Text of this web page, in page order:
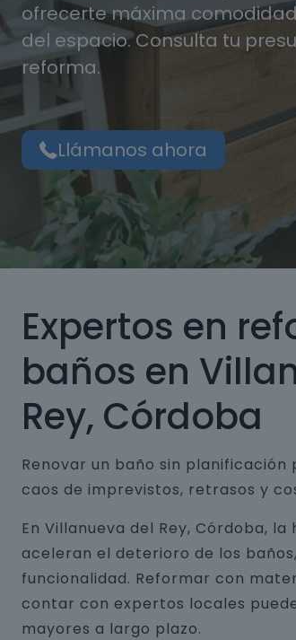
ofrecerte máxima
del espacio. Consulta tu
reforma.
Llámanos ahora
Expertos en
baños en
Rey, Córdoba
Renovar un baño sin planificación
caos de imprevistos, retrasos y
En Villanueva del Rey, Córdoba,
aceleran el deterioro de los
funcionalidad. Reformar con
contar con expertos locales
mayores a largo plazo.